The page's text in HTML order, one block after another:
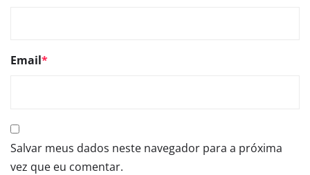
Email*
Salvar meus dados neste navegador para a próxima
vez que eu comentar.